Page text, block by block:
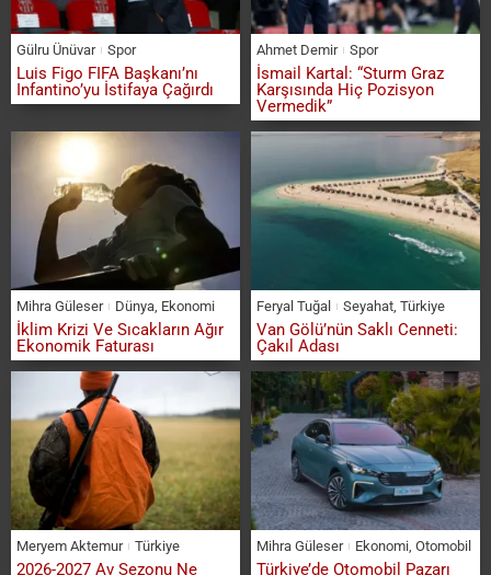
Gülru Ünüvar Spor
Luis Figo FIFA Başkanı’nı
Infantino’yu İstifaya Çağırdı
Ahmet Demir Spor
İsmail Kartal: “Sturm Graz
Karşısında Hiç Pozisyon
Vermedik”
Mihra Güleser Dünya, Ekonomi
İklim Krizi Ve Sıcakların Ağır
Ekonomik Faturası
Feryal Tuğal Seyahat, Türkiye
Van Gölü’nün Saklı Cenneti:
Çakıl Adası
Meryem Aktemur Türkiye
2026-2027 Av Sezonu Ne
Mihra Güleser Ekonomi, Otomobil
Türkiye’de Otomobil Pazarı